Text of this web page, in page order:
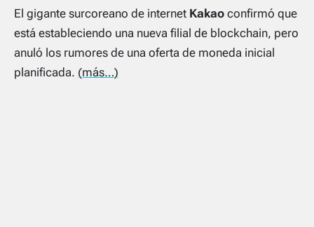
El gigante surcoreano de internet Kakao confirmó que
está estableciendo una nueva filial de blockchain, pero
anuló los rumores de una oferta de moneda inicial
planificada. (más…)